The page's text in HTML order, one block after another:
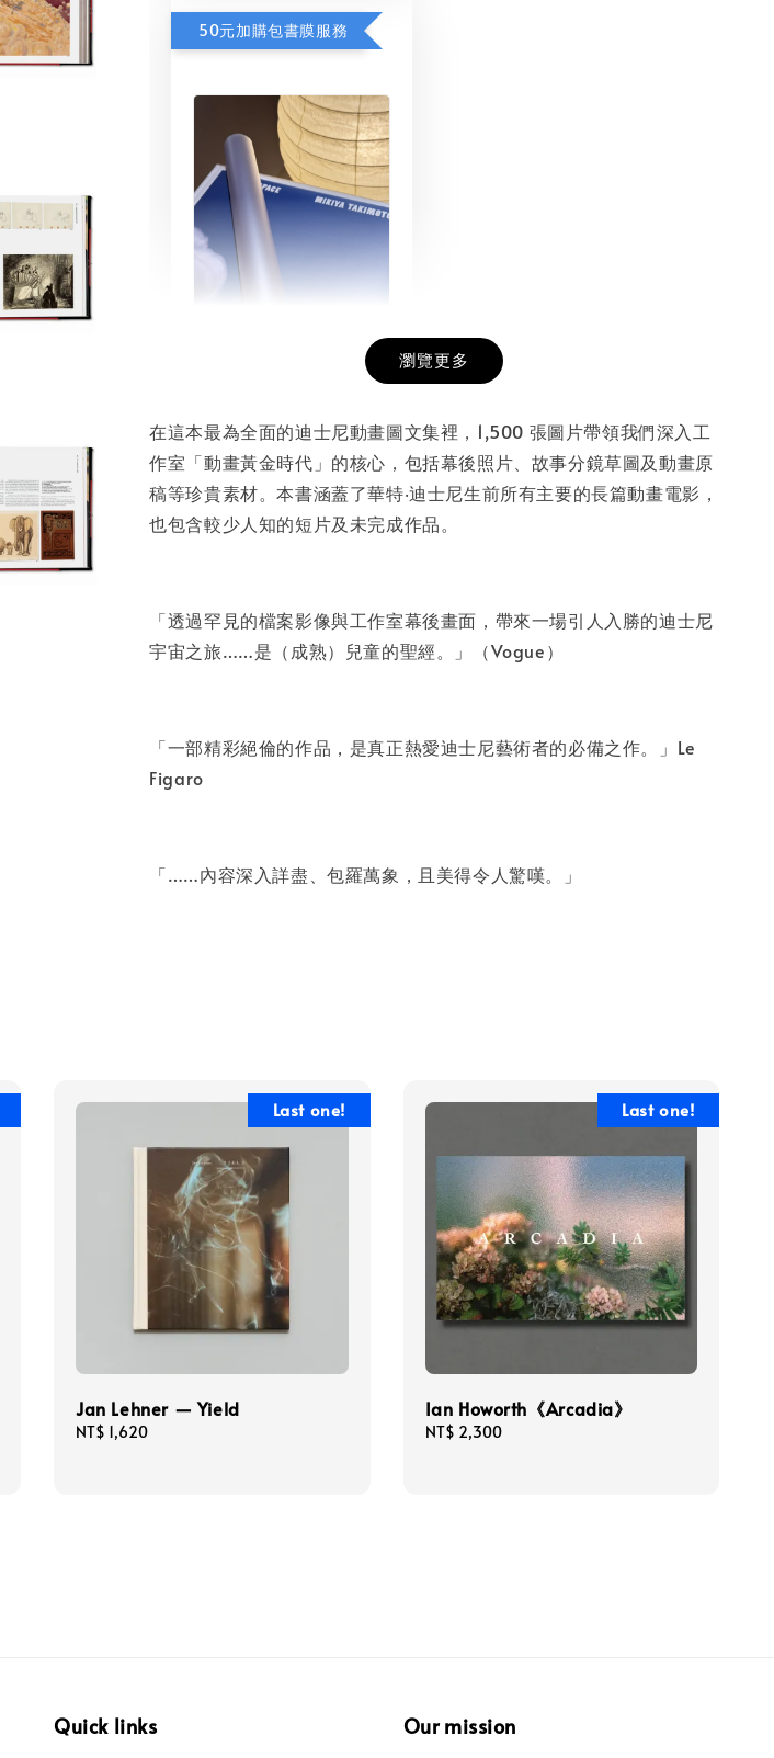
50元加購包書膜服務
NT$ 50
NT$ 100
- +
加入購物車
瀏覽更多
在這本最為全面的迪士尼動畫圖文集裡，1,500 張圖片帶領我們深入工
作室「動畫黃金時代」的核心，包括幕後照片、故事分鏡草圖及動畫原
稿等珍貴素材。本書涵蓋了華特‧迪士尼生前所有主要的長篇動畫電影，
也包含較少人知的短片及未完成作品。
「透過罕見的檔案影像與工作室幕後畫面，帶來一場引人入勝的迪士尼
宇宙之旅……是（成熟）兒童的聖經。」（Vogue）
「一部精彩絕倫的作品，是真正熱愛迪士尼藝術者的必備之作。」Le
Figaro
「……內容深入詳盡、包羅萬象，且美得令人驚嘆。」
Last one!
Jan Lehner — Yield
Regular
NT$ 1,620
Last one!
Ian Howorth《Arcadia》
Regular
NT$ 2,300
Quick links Our mission